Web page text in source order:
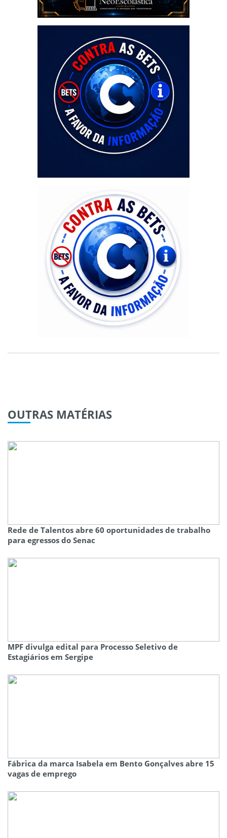
OUTRAS MATÉRIAS
Rede de Talentos abre 60 oportunidades de trabalho
para egressos do Senac
MPF divulga edital para Processo Seletivo de
Estagiários em Sergipe
Fábrica da marca Isabela em Bento Gonçalves abre 15
vagas de emprego